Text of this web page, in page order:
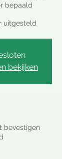
bepaald
uitgesteld
bekijken
bevestigen